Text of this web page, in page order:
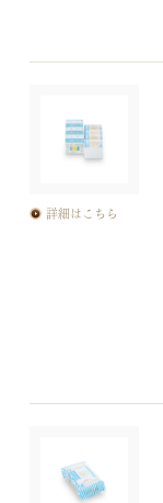
詳細はこちら